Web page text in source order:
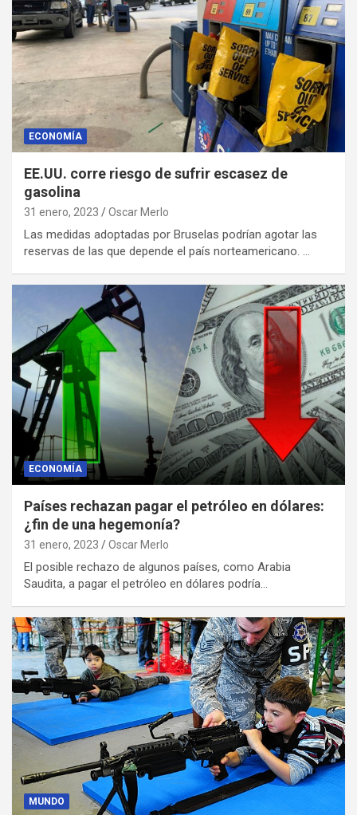
ECONOMÍA
EE.UU. corre riesgo de sufrir escasez de
gasolina
31 enero, 2023 Oscar Merlo
Las medidas adoptadas por Bruselas podrían agotar las
reservas de las que depende el país norteamericano. …
ECONOMÍA
Países rechazan pagar el petróleo en dólares:
¿fin de una hegemonía?
31 enero, 2023 Oscar Merlo
El posible rechazo de algunos países, como Arabia
Saudita, a pagar el petróleo en dólares podría…
MUNDO